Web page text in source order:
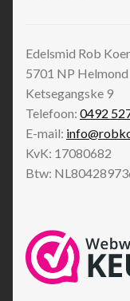
Edelsmid Rob
5701 NP Helmond
Ketsegangske 9
Telefoon: 0492
E-mail:
KvK: 17080682
Btw: